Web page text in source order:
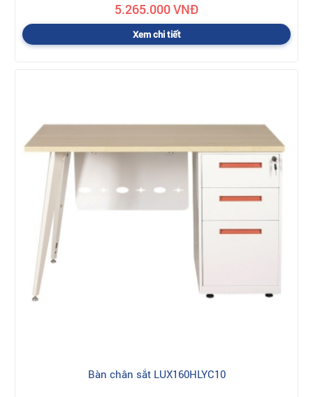
5.265.000 VNĐ
Xem chi tiết
Bàn chân sắt LUX160HLYC10